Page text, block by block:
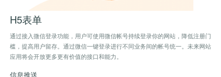
H5表单
通过接入微信登录功能，用户可使用微信帐号持续登录你的网站，降低注册门
槛，提高用户留存。通过微信一键登录进行不同业务间的帐号统一。未来网站
应用将会开放更多更有价值的接口和能力。
信息推送